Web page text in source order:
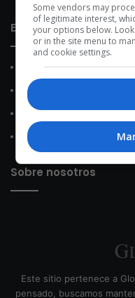
Enlaces de interés
Sobre Nosotros
Contacto
Política de Privacidad
Política de Cookies
Sobre nosotros
Este sitio pertenece a
pensado, buscamos
Some vendors may
of legitimate interest,
your options below.
or in the site menu to
and cookie settings.